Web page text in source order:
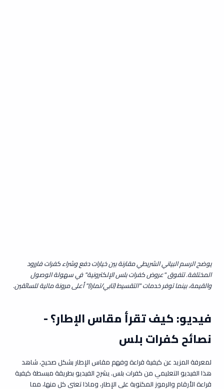
يوضح الرسم البياني الشريطي مقارنة بين خيارات دفع وشراء كفرات فاررود
المختلفة. تتفوق "عروض كفرات بلس الإلكترونية" في سهولة الوصول
والقيمة، بينما توفر خدمات "التقسيط (تابي/تمارا)" أعلى مرونة مالية للسائقين.
فيديو: كيف تقرأ مقاس الإطار؟ -
نصائح كفرات بلس
لمعرفة المزيد عن كيفية قراءة وفهم مقاس الإطار بشكل صحيح، شاهد
هذا الفيديو التعليمي من كفرات بلس. يشرح الفيديو بطريقة مبسطة كيفية
قراءة الأرقام والرموز المكتوبة على الإطار، وماذا تعني كل منها، مما